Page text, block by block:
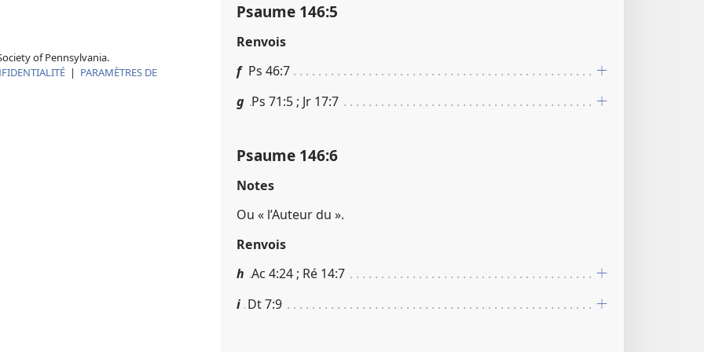
of Pennsylvania.
| PARAMÈTRES DE
Psaume 146​:​5
Renvois
f Ps 46​:​7
g Ps 71​:​5 ; Jr 17​:​7
Psaume 146​:​6
Notes
Ou « l’Auteur du ».
Renvois
h Ac 4​:​24 ; Ré 14​:​7
i Dt 7​:​9